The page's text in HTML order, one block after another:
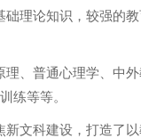
理论知识，较强的
、普通心理学、中
练等等。
文科建设，打造了